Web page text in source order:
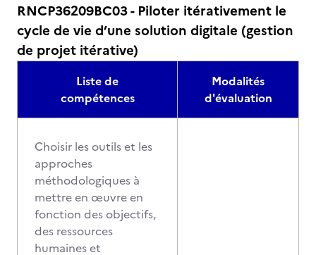
RNCP36209BC03 - Piloter itérativement le
cycle de vie d’une solution digitale (gestion
de projet itérative)
Liste de
compétences
Modalités
d'évaluation
Choisir les outils et les
approches
méthodologiques à
mettre en œuvre en
fonction des objectifs,
des ressources
humaines et